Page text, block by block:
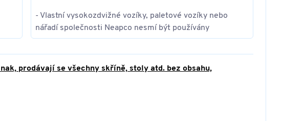
- Vlastní vysokozdvižné vozíky, paletové vozíky nebo
nářadí společnosti Neapco nesmí být používány
prodávají se všechny skříně, stoly atd. bez obsahu,